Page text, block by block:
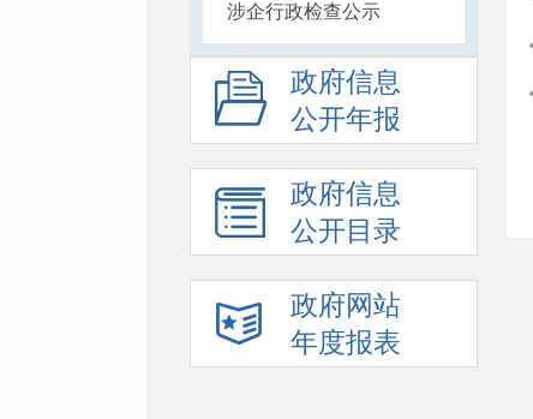
涉企行政检查公示
政府信息
公开年报
政府信息
公开目录
政府网站
年度报表